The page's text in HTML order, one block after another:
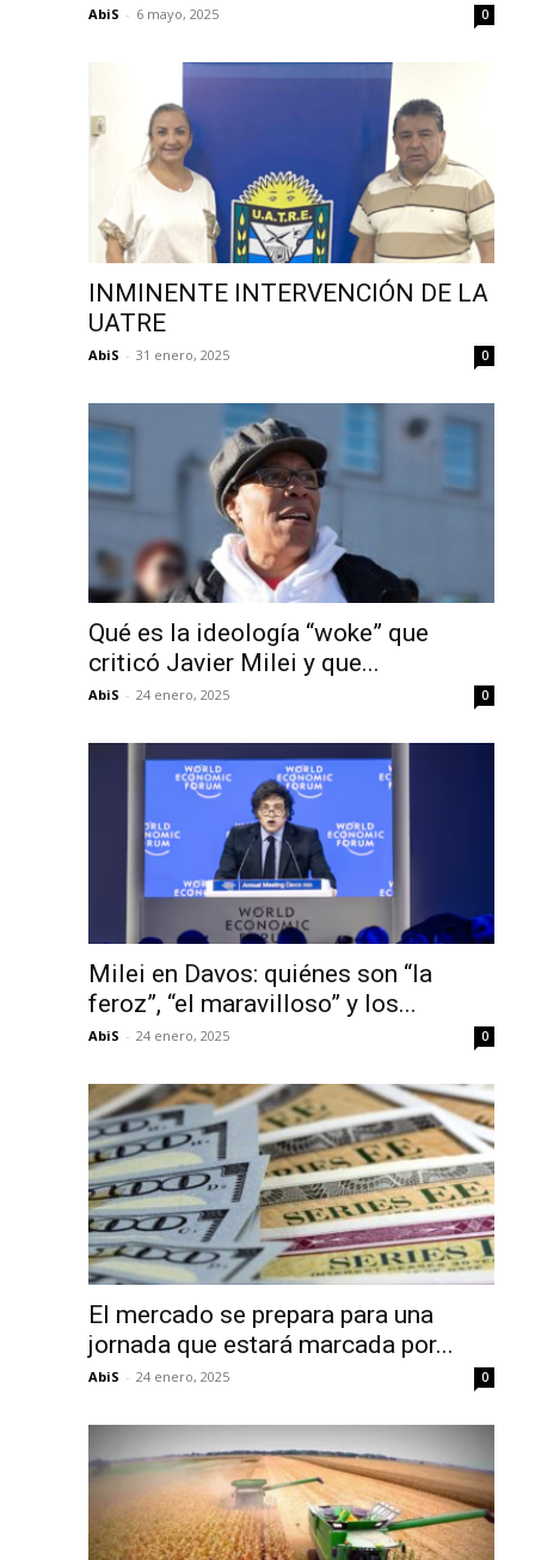
AbiS - 6 mayo, 2025 0
INMINENTE INTERVENCIÓN DE LA
UATRE
AbiS - 31 enero, 2025 0
Qué es la ideología “woke” que
criticó Javier Milei y que...
AbiS - 24 enero, 2025 0
Milei en Davos: quiénes son “la
feroz”, “el maravilloso” y los...
AbiS - 24 enero, 2025 0
El mercado se prepara para una
jornada que estará marcada por...
AbiS - 24 enero, 2025 0